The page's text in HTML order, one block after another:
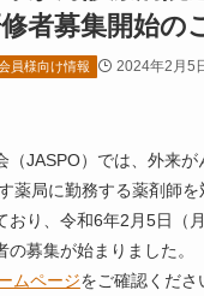
者募集開始の
員様向け情報 2024年2月5
（JASPO）では、外来
薬局に勤務する薬剤師
おり、令和6年2月5日（
募集が始まりました。
ムページをご確認くださ